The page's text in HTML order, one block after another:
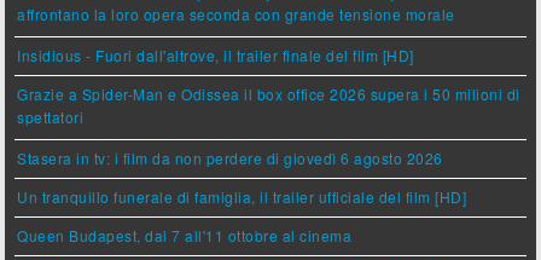
affrontano la loro opera seconda con grande tensione morale
Insidious - Fuori dall'altrove, il trailer finale del film [HD]
Grazie a Spider-Man e Odissea il box office 2026 supera i 50 milioni di
spettatori
Stasera in tv: i film da non perdere di giovedì 6 agosto 2026
Un tranquillo funerale di famiglia, il trailer ufficiale del film [HD]
Queen Budapest, dal 7 all'11 ottobre al cinema